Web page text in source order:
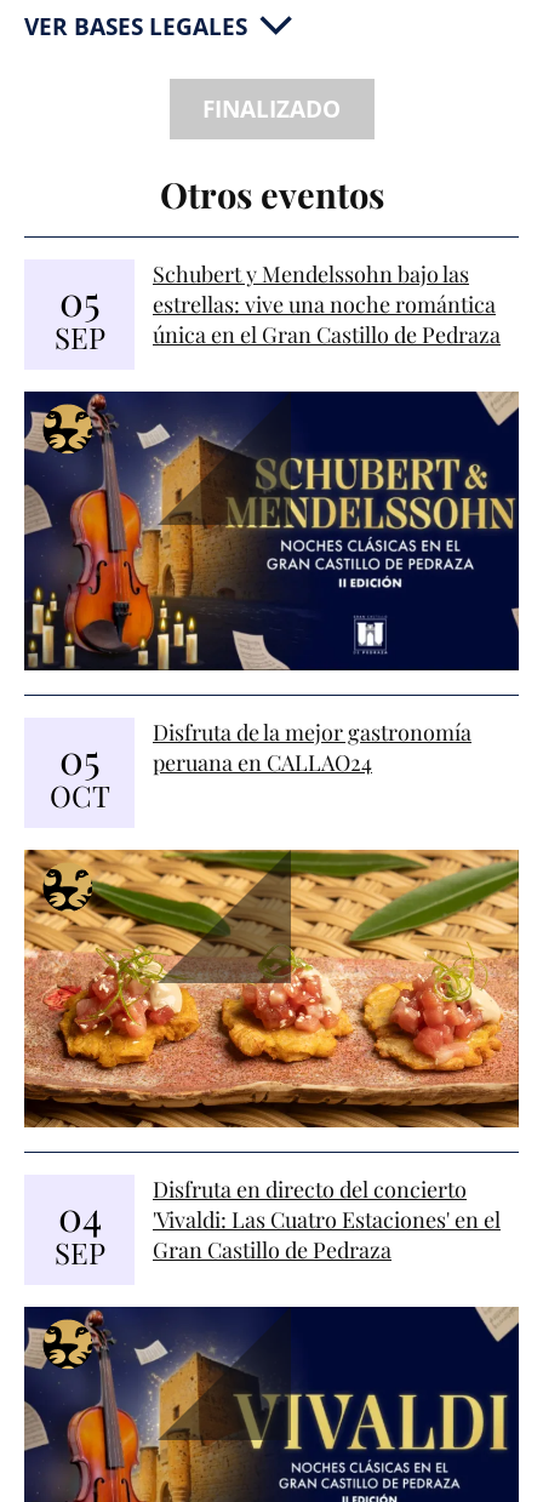
Otros eventos
05
SEP
Schubert y Mendelssohn bajo las
estrellas: vive una noche romántica
única en el Gran Castillo de Pedraza
05
OCT
Disfruta de la mejor gastronomía
peruana en CALLAO24
04
SEP
Disfruta en directo del concierto
'Vivaldi: Las Cuatro Estaciones' en el
Gran Castillo de Pedraza